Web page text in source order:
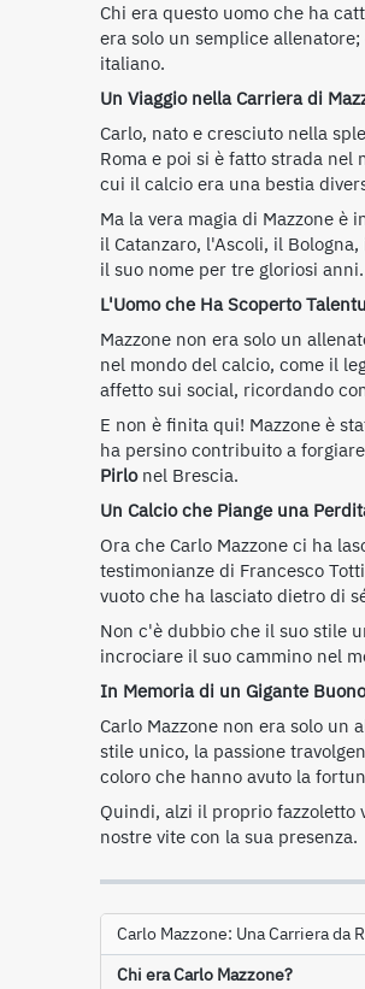
Chi era questo uomo che ha
era solo un semplice
italiano.
Un Viaggio nella Carriera di
Carlo, nato e cresciuto nella
Roma e poi si è fatto strada
cui il calcio era una bestia
Ma la vera magia di Mazzone
il Catanzaro, l'Ascoli, il
il suo nome per tre gloriosi anni.
L'Uomo che Ha Scoperto
Mazzone non era solo un
nel mondo del calcio, come il
affetto sui social, ricordando
E non è finita qui! Mazzone è
ha persino contribuito a
Pirlonel Brescia.
Un Calcio che Piange una
Ora che Carlo Mazzone ci ha
testimonianze di Francesco
vuoto che ha lasciato dietro di
Non c'è dubbio che il suo stile
incrociare il suo cammino nel
In Memoria di un Gigante Buono
Carlo Mazzone non era solo
stile unico, la passione
coloro che hanno avuto la
Quindi, alzi il proprio
nostre vite con la sua presenza.
Carlo Mazzone: Una Carriera da
Chi era Carlo Mazzone?